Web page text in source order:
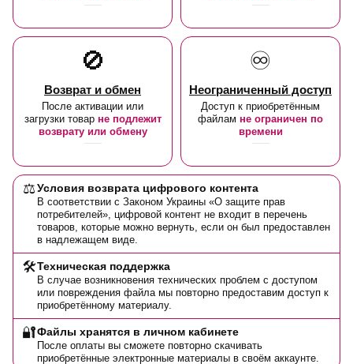
🚫
Возврат и обмен
После активации или
загрузки товар не подлежит
возврату или обмену
♾️
Неограниченный доступ
Доступ к приобретённым
файлам не ограничен по
времени
⚖️Условия возврата цифрового контента
В соответствии с Законом Украины «О защите прав
потребителей», цифровой контент не входит в перечень
товаров, которые можно вернуть, если он был предоставлен
в надлежащем виде.
🛠️Техническая поддержка
В случае возникновения технических проблем с доступом
или повреждения файла мы повторно предоставим доступ к
приобретённому материалу.
🔐Файлы хранятся в личном кабинете
После оплаты вы сможете повторно скачивать
приобретённые электронные материалы в своём аккаунте.